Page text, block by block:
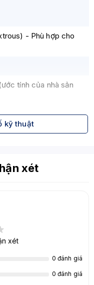
- Phù hợp cho
tính của nhà sản
(để ghép nối)
bản)
di chuyển
(Tùy theo thị
kỹ thuật
xét
xét
0 đánh giá
0 đánh giá